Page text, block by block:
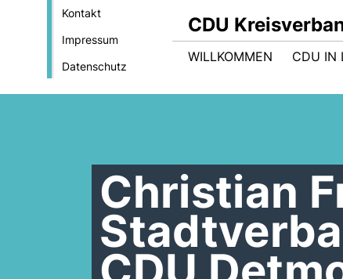
Kontakt
Impressum
Datenschutz
CDU
WILLKOMMEN CDU IN
Christian